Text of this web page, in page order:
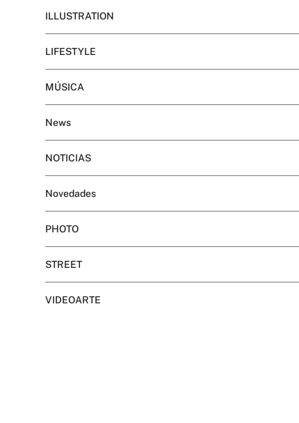
ILLUSTRATION
LIFESTYLE
MÚSICA
News
NOTICIAS
Novedades
PHOTO
STREET
VIDEOARTE